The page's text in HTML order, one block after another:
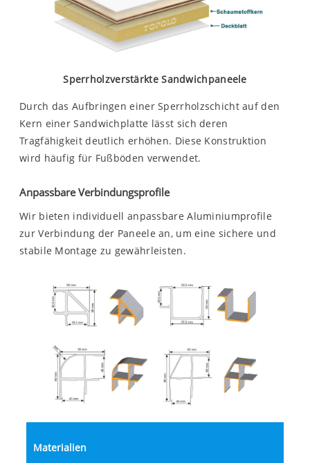
Sperrholzverstärkte Sandwichpaneele
Durch das Aufbringen einer Sperrholzschicht auf den
Kern einer Sandwichplatte lässt sich deren
Tragfähigkeit deutlich erhöhen. Diese Konstruktion
wird häufig für Fußböden verwendet.
Anpassbare Verbindungsprofile
Wir bieten individuell anpassbare Aluminiumprofile
zur Verbindung der Paneele an, um eine sichere und
stabile Montage zu gewährleisten.
Materialien